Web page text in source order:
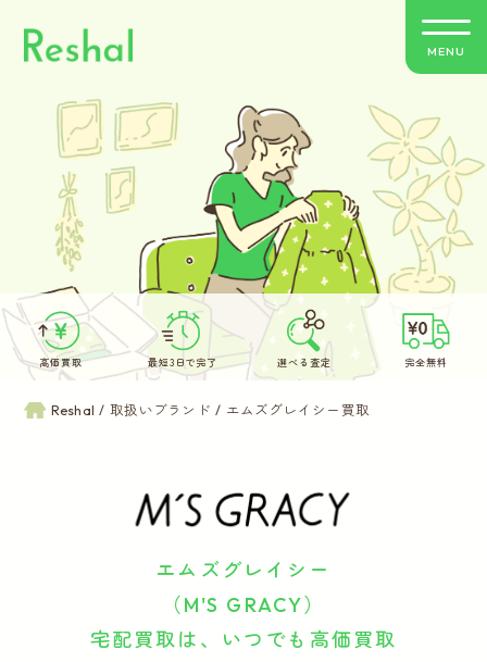
リシャールの特徴
買取方法のご案内
取扱いブランド
よくあるご質問
お客さまの声
運営会社
ログイン お問い合わせ
MENU
高価買取 最短3日で完了 選べる査定 完全無料
Reshal 取扱いブランド エムズグレイシー買取
エムズグレイシー
（M'S GRACY）
宅配買取は、いつでも高価買取